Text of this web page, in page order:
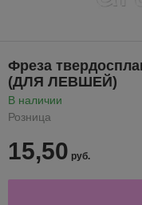
Фреза
(ДЛЯ ЛЕВШЕЙ)
В наличии
Розница
15,50 руб.